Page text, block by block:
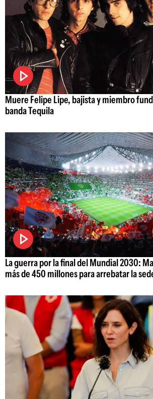
Muere Felipe Lipe, bajista y miembro
banda Tequila
La guerra por la final del Mundial 2030:
más de 450 millones para arrebatar la